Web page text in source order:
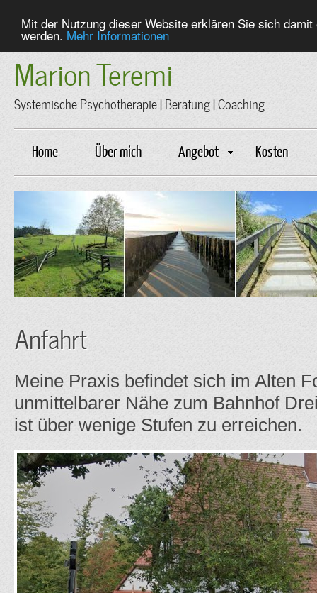
Mit der Nutzung dieser Website erklären Sie sich
werden. Mehr Informationen
Marion Teremi
Systemische Psychotherapie | Beratung | Coaching
Home Über mich Angebot Kosten
Anfahrt
Meine Praxis befindet sich im Alten
unmittelbarer Nähe zum Bahnhof
ist über wenige Stufen zu erreichen.